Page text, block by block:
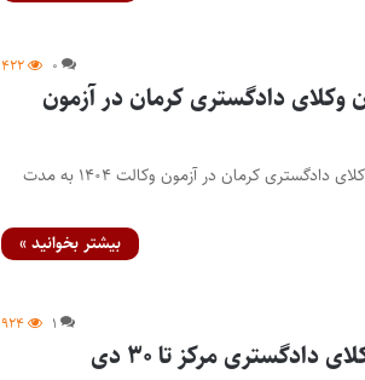
۰ ۴۲۲
وکلای دادگستری کرمان در آزمون
پایگاه خبری اختبار- مهلت ثبت نام پذیرفته شدگان کانون وکلای دادگستری کرمان در آزمون وکالت ۱۴۰۴ به مدت
بیشتر بخوانید »
۱ ۹۲۴
مرکز تا ۳۰ دی